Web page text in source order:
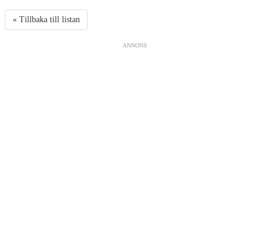
« Tillbaka till listan
ANNONS